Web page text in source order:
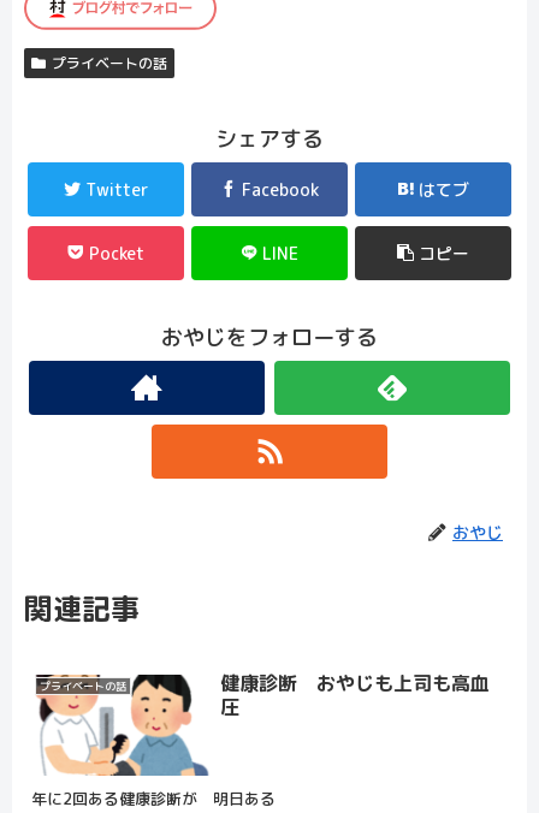
プライベートの話
シェアする
Twitter Facebook はてブ
Pocket LINE コピー
おやじをフォローする
おやじ
関連記事
プライベートの話
健康診断 おやじも上司も高血
圧
年に2回ある健康診断が 明日ある